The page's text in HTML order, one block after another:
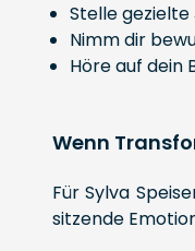
Stelle
Nimm dir
Höre auf dein
Wenn
Für Sylva
sitzende